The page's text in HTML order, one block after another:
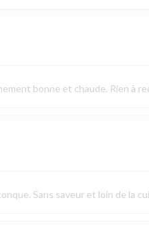
bonne et chaude. Rien à
Sans saveur et loin de la